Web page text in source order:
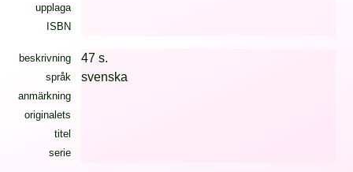
upplaga
ISBN
beskrivning 47 s.
språk svenska
anmärkning
originalets
titel
serie